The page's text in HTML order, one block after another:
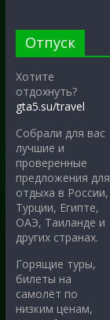
Отпуск
Хотите
отдохнуть?
gta5.su/travel
Собрали для вас
лучшие и
проверенные
предложения для
отдыха в России,
Турции, Египте,
ОАЭ, Таиланде и
других странах.
Горящие туры,
билеты на
самолёт по
низким ценам,